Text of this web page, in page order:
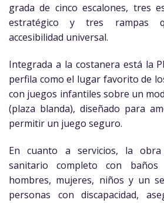
grada de cinco escalones, tres
estratégico y tres rampas
accesibilidad universal.
Integrada a la costanera está la
perfila como el lugar favorito de
con juegos infantiles sobre un
(plaza blanda), diseñado para
permitir un juego seguro.
En cuanto a servicios, la
sanitario completo con baños
hombres, mujeres, niños y un
personas con discapacidad,